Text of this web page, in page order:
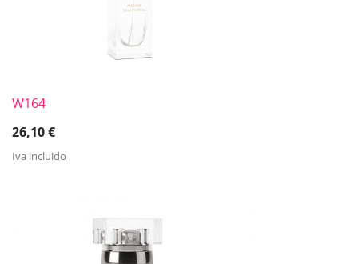
W164
26,10€
Iva incluido